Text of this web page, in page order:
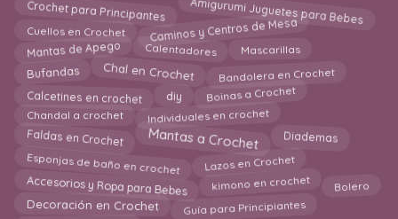
Crochet para Principantes Amigurumi Juguetes para Bebes
Cuellos en Crochet Caminos y Centros de Mesa
Mantas de Apego Calentadores Mascarillas
Bufandas Chal en Crochet Bandolera en Crochet
Calcetines en crochet diy Boinas a Crochet
Chandal a crochet Individuales en crochet
Faldas en Crochet Mantas a Crochet Diademas
Esponjas de baño en crochet Lazos en Crochet
Accesorios y Ropa para Bebes kimono en crochet Bolero
Decoración en Crochet Guía para Principiantes